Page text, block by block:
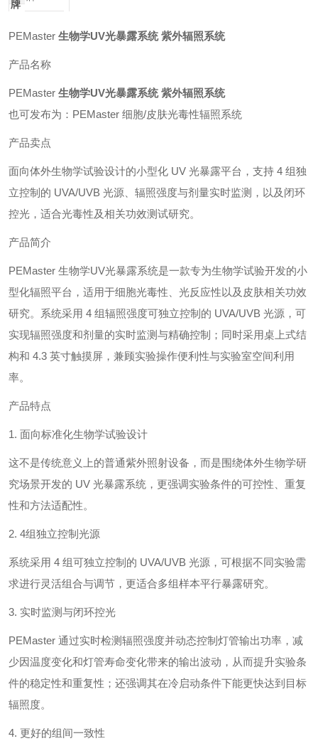
牌
PEMaster 生物学UV光暴露系统 紫外辐照系统
产品名称
PEMaster 生物学UV光暴露系统 紫外辐照系统
也可发布为：PEMaster 细胞/皮肤光毒性辐照系统
产品卖点
面向体外生物学试验设计的小型化 UV 光暴露平台，支持 4 组独
立控制的 UVA/UVB 光源、辐照强度与剂量实时监测，以及闭环
控光，适合光毒性及相关功效测试研究。
产品简介
PEMaster 生物学UV光暴露系统是一款专为生物学试验开发的小
型化辐照平台，适用于细胞光毒性、光反应性以及皮肤相关功效
研究。系统采用 4 组辐照强度可独立控制的 UVA/UVB 光源，可
实现辐照强度和剂量的实时监测与精确控制；同时采用桌上式结
构和 4.3 英寸触摸屏，兼顾实验操作便利性与实验室空间利用
率。
产品特点
1. 面向标准化生物学试验设计
这不是传统意义上的普通紫外照射设备，而是围绕体外生物学研
究场景开发的 UV 光暴露系统，更强调实验条件的可控性、重复
性和方法适配性。
2. 4组独立控制光源
系统采用 4 组可独立控制的 UVA/UVB 光源，可根据不同实验需
求进行灵活组合与调节，更适合多组样本平行暴露研究。
3. 实时监测与闭环控光
PEMaster 通过实时检测辐照强度并动态控制灯管输出功率，减
少因温度变化和灯管寿命变化带来的输出波动，从而提升实验条
件的稳定性和重复性；还强调其在冷启动条件下能更快达到目标
辐照度。
4. 更好的组间一致性